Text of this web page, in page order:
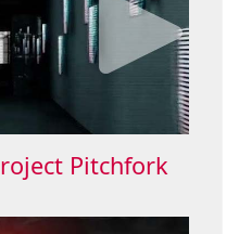
Pitchfork